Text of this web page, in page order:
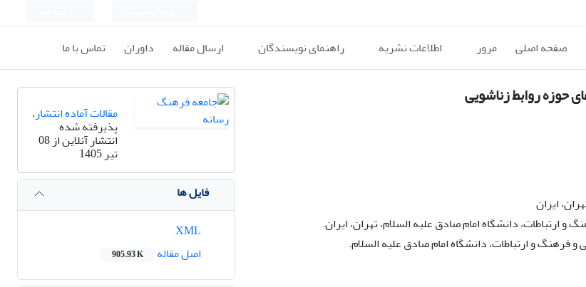
صفحه اصلی مرور اطلاعات نشریه راهنمای نویسندگان ارسال مقاله داوران تماس با ما
حوزه روابط زناشویی
ایران
دانشگاه امام صادق علیه السلام، تهران، ایران.
و ارتباطات، دانشگاه امام صادق علیه السلام.
مقالات آماده انتشار،
پذیرفته شده
انتشار آنلاین از 08
تیر 1405
فایل ها
اصل مقاله
905.93 K